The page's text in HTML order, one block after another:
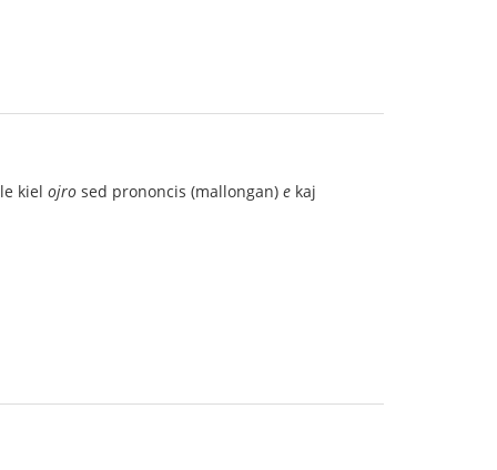
kiel ojro sed prononcis (mallongan) e kaj